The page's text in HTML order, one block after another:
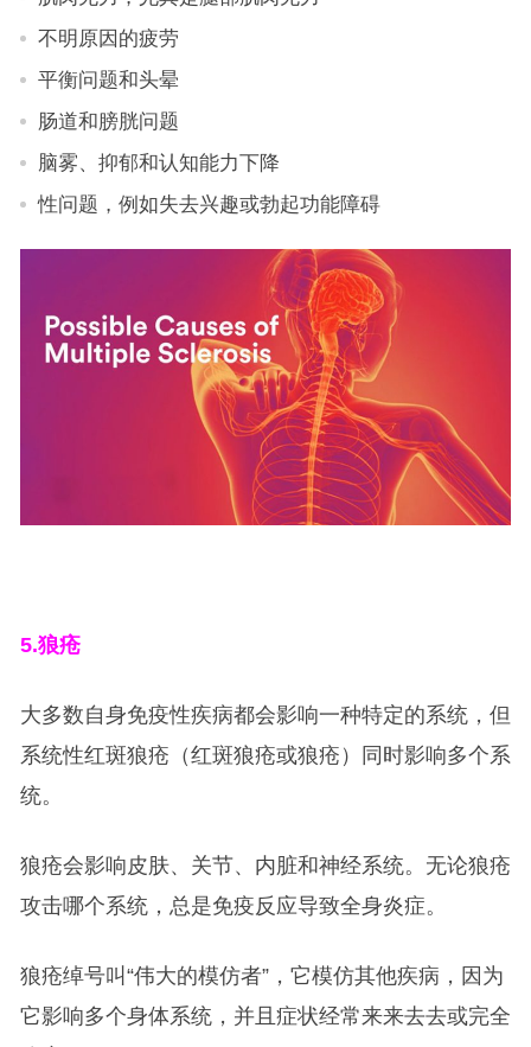
不明原因的疲劳
平衡问题和头晕
肠道和膀胱问题
脑雾、抑郁和认知能力下降
性问题，例如失去兴趣或勃起功能障碍
5.狼疮
大多数自身免疫性疾病都会影响一种特定的系统，但
系统性红斑狼疮（红斑狼疮或狼疮）同时影响多个系
统。
狼疮会影响皮肤、关节、内脏和神经系统。无论狼疮
攻击哪个系统，总是免疫反应导致全身炎症。
狼疮绰号叫“伟大的模仿者”，它模仿其他疾病，因为
它影响多个身体系统，并且症状经常来来去去或完全